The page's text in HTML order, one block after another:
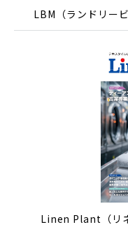
LBM（ランドリー
Linen Plant（リ